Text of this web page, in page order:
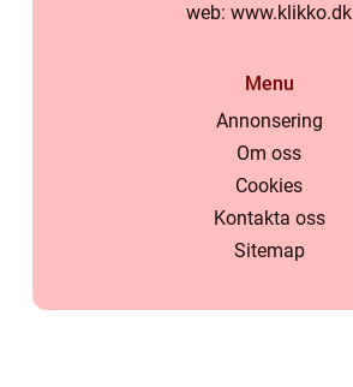
web: www.klikko.dk
Menu
Annonsering
Om oss
Cookies
Kontakta oss
Sitemap